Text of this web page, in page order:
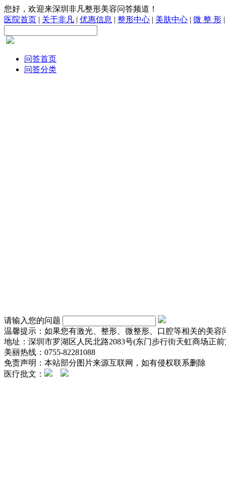
您好，欢迎来深圳非凡整形美容问答频道！
医院首页 | 关于非凡 | 优惠信息 | 整形中心 | 美肤中心 | 微 整 形
问答首页
问答分类
请输入您的问题
温馨提示：如果您有激光、整形、微整形、口腔等相关的美
地址：深圳市罗湖区人民北路2083号(东门步行街天虹商场正前
美丽热线：0755-82281088
免责声明：本站部分图片来源互联网，如有侵权联系删除
医疗批文：